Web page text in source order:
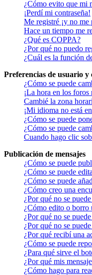
¿Cómo evito que mi
¡Perdí mi contraseña!
Me registré ¡y no
Hace un tiempo me
¿Qué es COPPA?
¿Por qué no puedo
¿Cuál es la función
Preferencias de usuario y
¿Cómo se puede
¡La hora en los foros
Cambié la zona
¡Mi idioma no está
¿Cómo se puede
¿Cómo se puede
Cuando hago clic
Publicación de mensajes
¿Cómo se puede
¿Cómo se puede
¿Cómo se puede
¿Cómo creo una
¿Por qué no se
¿Cómo edito o borro
¿Por qué no se
¿Por qué no se
¿Por qué recibí una
¿Cómo se puede
¿Para qué sirve el
¿Por qué mis
¿Cómo hago para